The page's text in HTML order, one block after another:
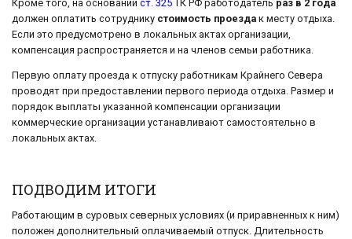
Кроме того, на основании ст. 325 ТК РФ работодатель раз в 2 года
должен оплатить сотруднику стоимость проезда к месту отдыха.
Если это предусмотрено в локальных актах организации,
компенсация распространяется и на членов семьи работника.
Первую оплату проезда к отпуску работникам Крайнего Севера
проводят при предоставлении первого периода отдыха. Размер и
порядок выплаты указанной компенсации организации
коммерческие организации устанавливают самостоятельно в
локальных актах.
ПОДВОДИМ ИТОГИ
Работающим в суровых северных условиях (и приравненных к ним)
положен дополнительный оплачиваемый отпуск. Длительность